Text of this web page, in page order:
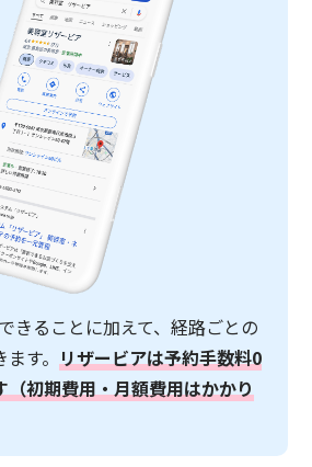
きることに加えて、経路ごとの
す。 リザービアは予約手数料0
（初期費用・月額費用はかかり